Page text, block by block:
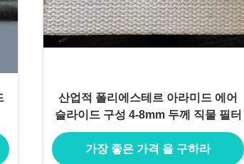
산업적 폴리에스테르 아라미드 에어
슬라이드 구성 4-8mm 두께 직물 필터
가장 좋은 가격 을 구하라